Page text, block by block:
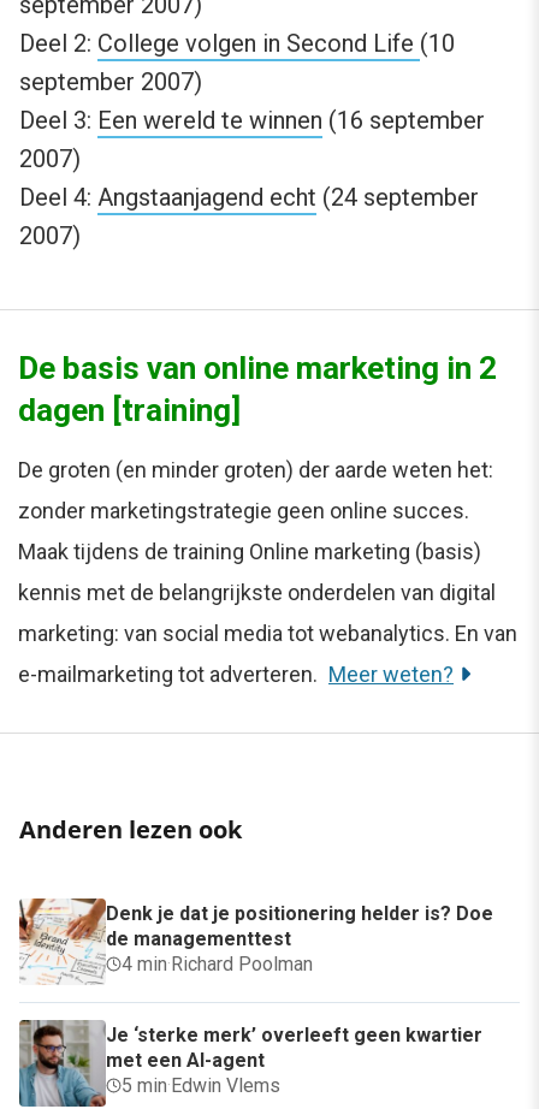
Deel 2: College volgen in Second Life (10
september 2007)
Deel 3: Een wereld te winnen (16 september
2007)
Deel 4: Angstaanjagend echt (24 september
2007)
De basis van online marketing in 2
dagen [training]
De groten (en minder groten) der aarde weten het:
zonder marketingstrategie geen online succes.
Maak tijdens de training Online marketing (basis)
kennis met de belangrijkste onderdelen van digital
marketing: van social media tot webanalytics. En van
e-mailmarketing tot adverteren. Meer weten?
Anderen lezen ook
Denk je dat je positionering helder is? Doe
de managementtest
4 min·Richard Poolman
Je ‘sterke merk’ overleeft geen kwartier
met een AI-agent
5 min·Edwin Vlems